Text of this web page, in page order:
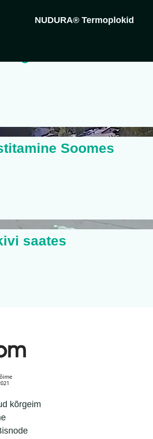
NUDURA® Termoplokid
Soomes
saates
kõrgeim